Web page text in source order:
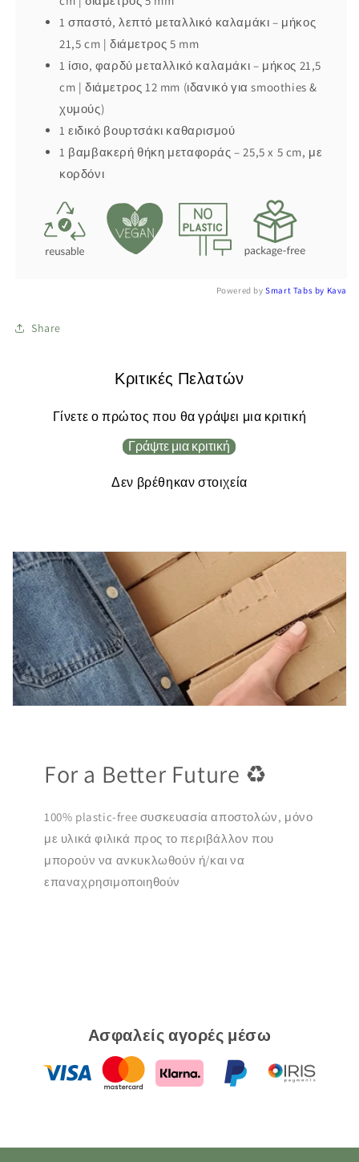
1 σπαστό, λεπτό μεταλλικό καλαμάκι – μήκος
21,5 cm | διάμετρος 5 mm
1 ίσιο, φαρδύ μεταλλικό καλαμάκι – μήκος 21,5
cm | διάμετρος 12 mm (ιδανικό για smoothies &
χυμούς)
1 ειδικό βουρτσάκι καθαρισμού
1 βαμβακερή θήκη μεταφοράς – 25,5 x 5 cm, με
κορδόνι
Powered bySmart Tabs by Kava
Share
Κριτικές Πελατών
Γίνετε ο πρώτος που θα γράψει μια κριτική
Γράψτε μια κριτική
Δεν βρέθηκαν στοιχεία
For a Better Future ♻️
100% plastic-free συσκευασία αποστολών, μόνο
με υλικά φιλικά προς το περιβάλλον που
μπορούν να ανκυκλωθούν ή/και να
επαναχρησιμοποιηθούν
Ασφαλείς αγορές μέσω